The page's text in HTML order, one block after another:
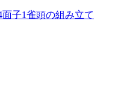
子1雀頭の組み立て